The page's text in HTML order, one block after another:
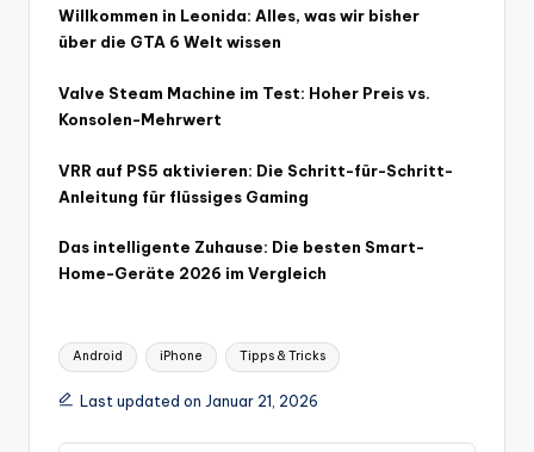
Willkommen in Leonida: Alles, was wir bisher
über die GTA 6 Welt wissen
Valve Steam Machine im Test: Hoher Preis vs.
Konsolen-Mehrwert
VRR auf PS5 aktivieren: Die Schritt-für-Schritt-
Anleitung für flüssiges Gaming
Das intelligente Zuhause: Die besten Smart-
Home-Geräte 2026 im Vergleich
Tags:
Android iPhone Tipps & Tricks
Last updated on Januar 21, 2026